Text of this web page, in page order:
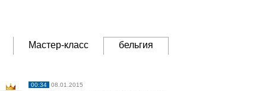
Мастер-класс бельгия
00:34 08.01.2015